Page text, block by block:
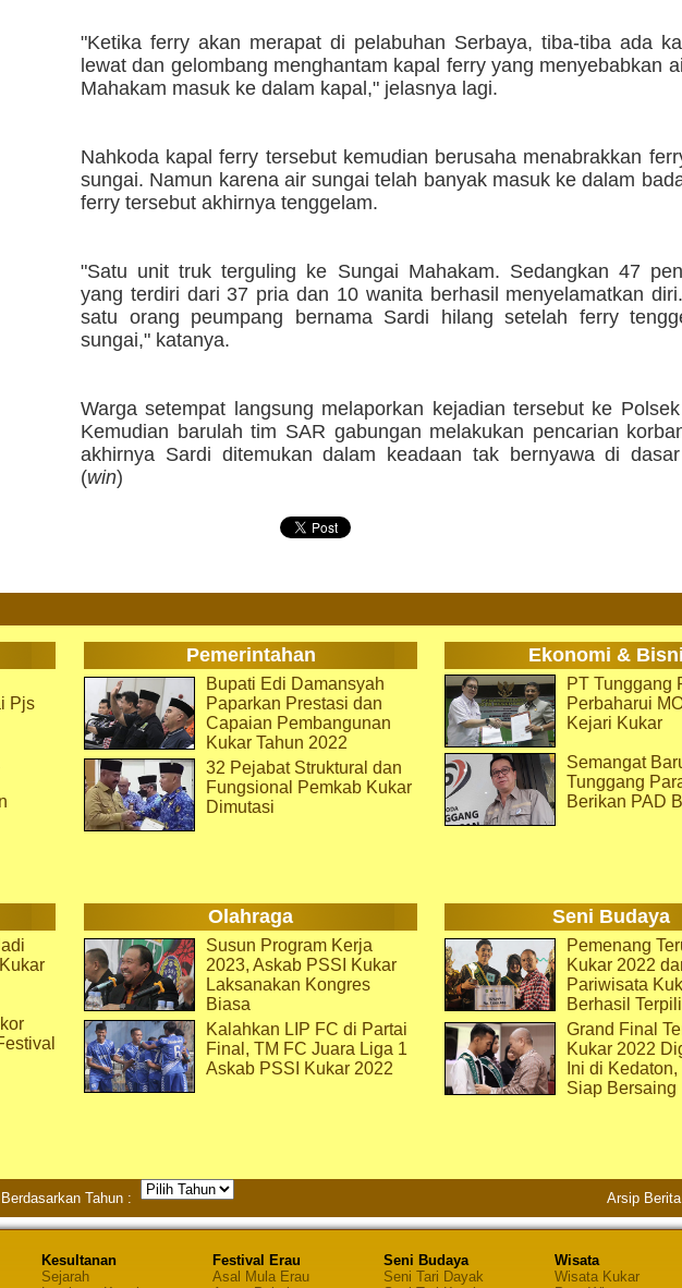
"Ketika ferry akan merapat di pelabuhan Serbaya, tiba-tiba ada
lewat dan gelombang menghantam kapal ferry yang menyebabkan
Mahakam masuk ke dalam kapal," jelasnya lagi.
Nahkoda kapal ferry tersebut kemudian berusaha menabrakkan
sungai. Namun karena air sungai telah banyak masuk ke dalam
ferry tersebut akhirnya tenggelam.
"Satu unit truk terguling ke Sungai Mahakam. Sedangkan 47
yang terdiri dari 37 pria dan 10 wanita berhasil menyelamatkan
satu orang peumpang bernama Sardi hilang setelah ferry
sungai," katanya.
Warga setempat langsung melaporkan kejadian tersebut ke
Kemudian barulah tim SAR gabungan melakukan pencarian
akhirnya Sardi ditemukan dalam keadaan tak bernyawa di
(win)
Pemerintahan Ekonomi &
Pjs
Bupati Edi Damansyah
Paparkan Prestasi dan
Capaian Pembangunan
Kukar Tahun 2022
32 Pejabat Struktural dan
Fungsional Pemkab Kukar
Dimutasi
PT Tunggang
Perbaharui
Kejari Kukar
Semangat
Tunggang
Berikan PAD
Olahraga Seni Budaya
Susun Program Kerja
2023, Askab PSSI Kukar
Laksanakan Kongres
Biasa
Kalahkan LIP FC di Partai
Final, TM FC Juara Liga 1
Askab PSSI Kukar 2022
Pemenang
Kukar 2022
Pariwisata
Berhasil
Grand Final
Kukar 2022
Ini di
Siap Bersaing
Tahun : Arsip
Kesultanan
Sejarah
Festival Erau
Asal Mula Erau
Seni Budaya
Seni Tari Dayak
Wisata
Wisata Kukar